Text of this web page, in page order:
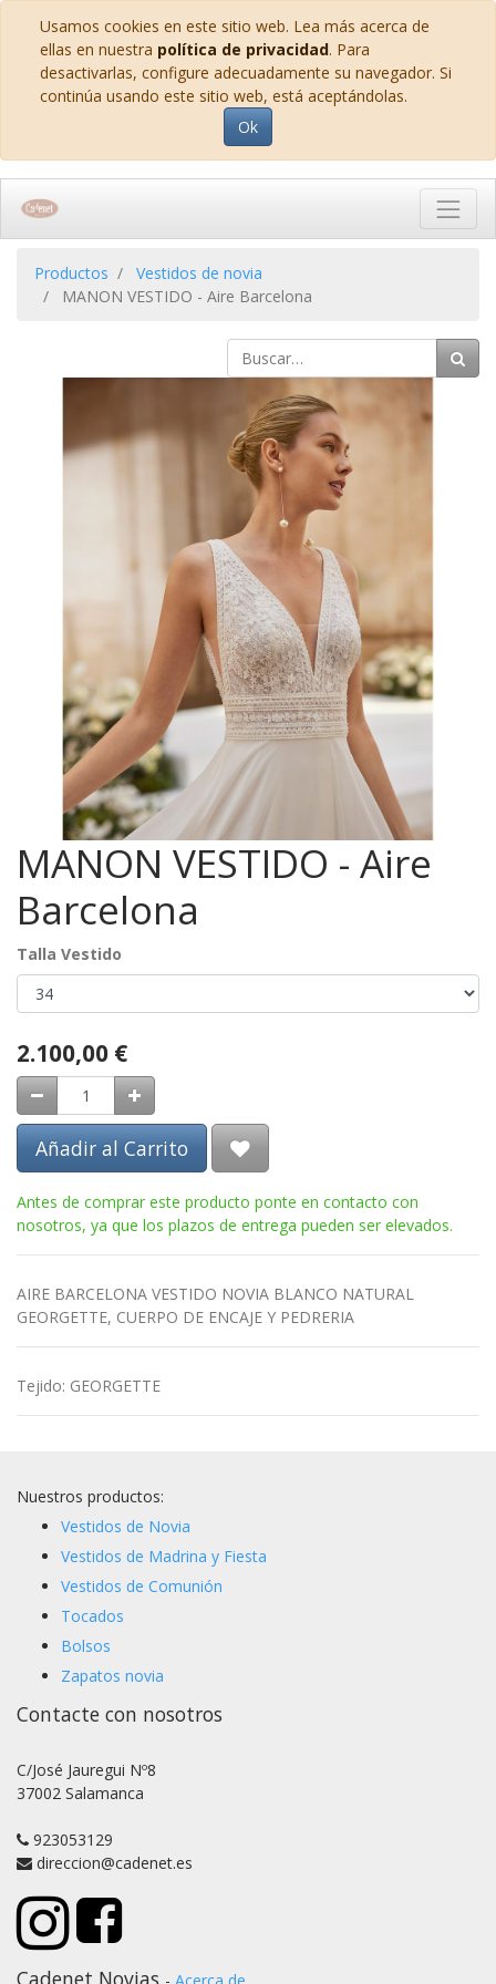
Usamos cookies en este sitio web. Lea más acerca de
ellas en nuestra política de privacidad. Para
desactivarlas, configure adecuadamente su navegador. Si
continúa usando este sitio web, está aceptándolas.
Ok
Productos
Vestidos de novia
MANON VESTIDO - Aire Barcelona
MANON VESTIDO - Aire
Barcelona
Talla Vestido
2.100,00 €
Añadir al Carrito
Antes de comprar este producto ponte en contacto con
nosotros, ya que los plazos de entrega pueden ser elevados.
AIRE BARCELONA VESTIDO NOVIA BLANCO NATURAL
GEORGETTE, CUERPO DE ENCAJE Y PEDRERIA
Tejido: GEORGETTE
Nuestros productos:
Vestidos de Novia
Vestidos de Madrina y Fiesta
Vestidos de Comunión
Tocados
Bolsos
Zapatos novia
Contacte con nosotros
C/José Jauregui Nº8
37002 Salamanca
923053129
direccion@cadenet.es
Cadenet Novias